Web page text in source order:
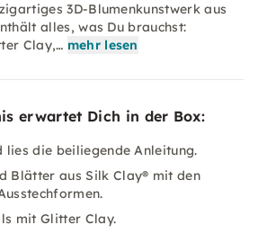
3D-Blumenkunstwerk aus
alles, was Du brauchst:
Clay,… mehr lesen
erwartet Dich in der Box:
lies die beiliegende Anleitung.
Blätter aus Silk Clay® mit den
mit Glitter Clay.